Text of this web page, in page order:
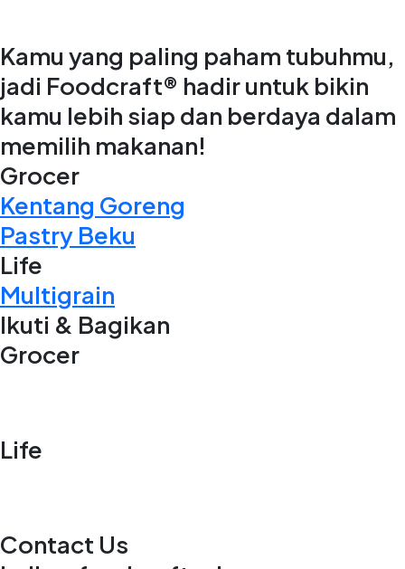
Kamu yang paling paham tubuhmu,
jadi Foodcraft® hadir untuk bikin
kamu lebih siap dan berdaya dalam
memilih makanan!
Grocer
Kentang Goreng
Pastry Beku
Life
Multigrain
Ikuti & Bagikan
Grocer
Life
Contact Us